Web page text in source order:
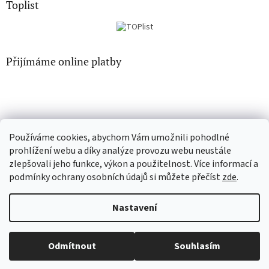
Používáme cookies, abychom Vám umožnili pohodlné
prohlížení webu a díky analýze provozu webu neustále
zlepšovali jeho funkce, výkon a použitelnost. Více informací a
podmínky ochrany osobních údajů si můžete přečístzde.
Nastavení
Odmítnout Souhlasím
Toplist
Přijímáme online platby
CD-hudba.cz EN-filmy.cz
Vytvořil Shoptet
Copyright 2026CD-Soundtrack.cz. Všechna práva vyhrazena.
Upravit nastavení cookies